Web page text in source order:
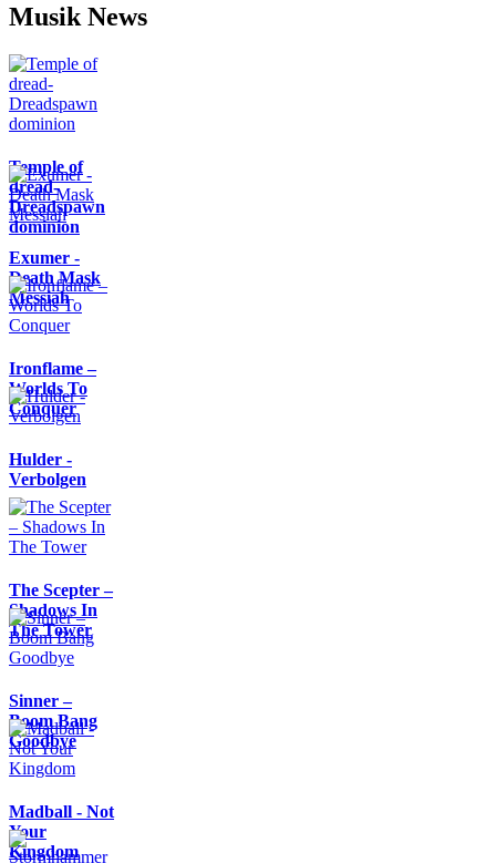
Musik News
Temple of
dread-
Dreadspawn
dominion
Exumer -
Death Mask
Messiah
Ironflame –
Worlds To
Conquer
Hulder -
Verbolgen
The Scepter –
Shadows In
The Tower
Sinner –
Boom Bang
Goodbye
Madball - Not
Your
Kingdom